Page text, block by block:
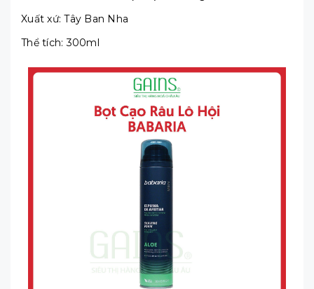
Xuất xứ: Tây Ban Nha
Thể tích: 300ml